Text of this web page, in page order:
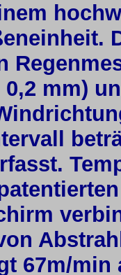
mm)
67m/min